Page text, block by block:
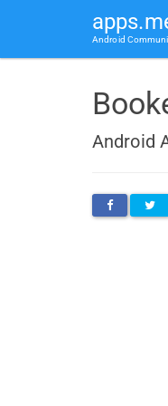
Android
Android